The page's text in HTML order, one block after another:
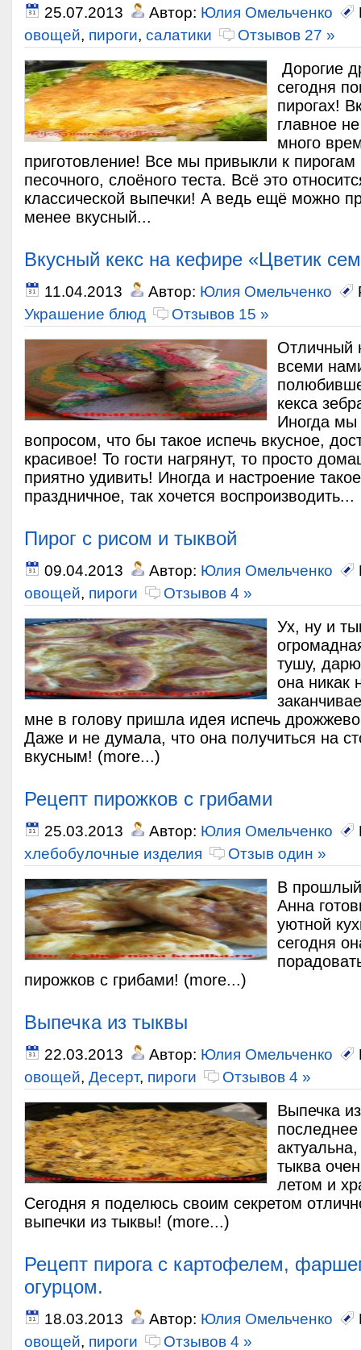
25.07.2013 Автор: Юлия Омельченко
овощей, пироги, салатики Отзывов 27 »
Дорогие
сегодня
пирогах!
главное
много
приготовление! Все мы привыкли к пирогам
песочного, слоёного теста. Всё это
классической выпечки! А ведь ещё можно
менее вкусный...
Вкусный кекс на кефире «Цветик
11.04.2013 Автор: Юлия Омельченко
Украшение блюд
Отзывов 15 »
Отличный
всеми
кекса
Иногда мы
вопросом, что бы такое испечь вкусное,
красивое! То гости нагрянут, то просто
приятно удивить! Иногда и настроение
праздничное, так хочется воспроизводить...
Пирог с рисом и тыквой
09.04.2013 Автор: Юлия Омельченко
овощей, пироги Отзывов 4 »
Ух, ну и
тушу,
она никак
мне в голову пришла идея испечь
Даже и не думала, что она получиться на
вкусным! (more...)
Рецепт пирожков с грибами
25.03.2013 Автор: Юлия Омельченко
хлебобулочные изделия
Отзыв один »
В
Анна
уютной
сегодня
пирожков с грибами! (more...)
Выпечка из тыквы
22.03.2013 Автор: Юлия Омельченко
овощей, Десерт, пироги Отзывов 4 »
Выпечка
тыква
летом и
Сегодня я поделюсь своим секретом
выпечки из тыквы! (more...)
Рецепт пирога с картофелем,
огурцом.
18.03.2013 Автор: Юлия Омельченко
овощей, пироги Отзывов 4 »